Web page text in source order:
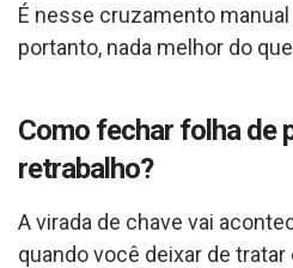
É nesse cruzamento
portanto, nada melhor do
Como fechar folha de
retrabalho?
A virada de chave vai
quando você deixar de